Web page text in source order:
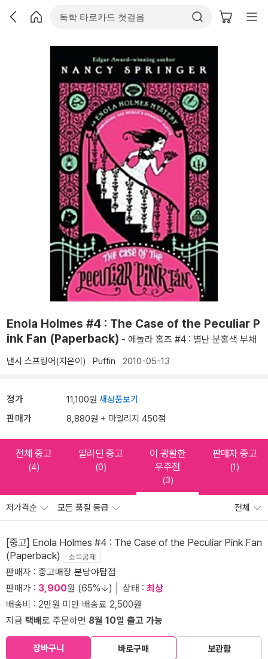
Enola Holmes #4 : The Case of the Peculiar P
ink Fan (Paperback) - 에놀라 홈즈 #4 : 별난 분홍색 부채
낸시 스프링어(지은이) Puffin 2010-05-13
정가 11,100원 새상품보기
판매가 8,880원 + 마일리지 450점
전체 중고
(4)
알라딘 중고
(0)
이 광활한
우주점
(3)
판매자 중고
(1)
저가격순 모든 품질 등급 전체
[중고] Enola Holmes #4 : The Case of the Peculiar Pink Fan
(Paperback)
소득공제
판매자 : 중고매장 분당야탑점
판매가 : 3,900원 (65%↓) │ 상태 : 최상
배송비 : 2만원 미만 배송료 2,500원
지금 택배로 주문하면 8월 10일 출고 가능
장바구니 바로구매 보관함